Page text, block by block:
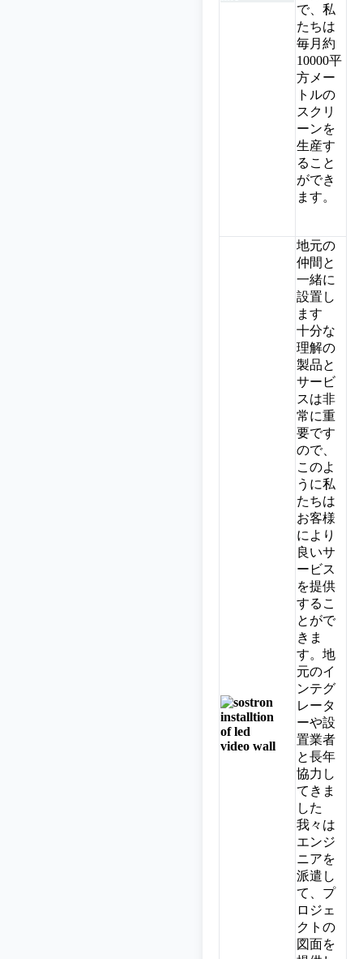
で、私
たちは
毎月約
10000平
方メー
トルの
スクリ
ーンを
生産す
ること
ができ
ます。
地元の
仲間と
一緒に
設置し
ます
十分な
理解の
製品と
サービ
スは非
常に重
要です
ので、
このよ
うに私
たちは
お客様
により
良いサ
ービス
を提供
するこ
とがで
きま
す。地
元のイ
ンテグ
レータ
ーや設
置業者
と長年
協力し
てきま
した
我々は
エンジ
ニアを
派遣し
て、プ
ロジェ
クトの
図面を